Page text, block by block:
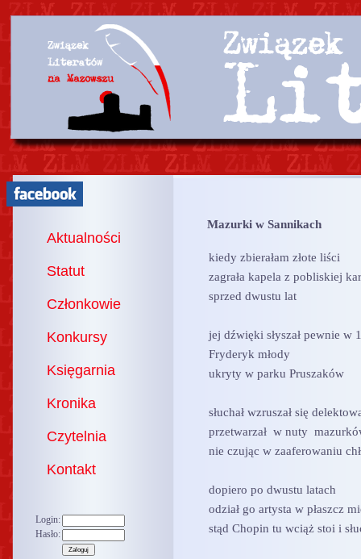
Aktualności
Statut
Członkowie
Konkursy
Księgarnia
Kronika
Czytelnia
Kontakt
Login:
Hasło:
Mazurki w Sannikach
kiedy zbierałam złote liści
zagrała kapela z pobliskiej
sprzed dwustu lat
jej dźwięki słyszał pewnie w
Fryderyk młody
ukryty w parku Pruszaków
słuchał wzruszał się
przetwarzał w nuty
nie czując w zaaferowaniu
dopiero po dwustu latach
odział go artysta w płaszcz
stąd Chopin tu wciąż stoi i